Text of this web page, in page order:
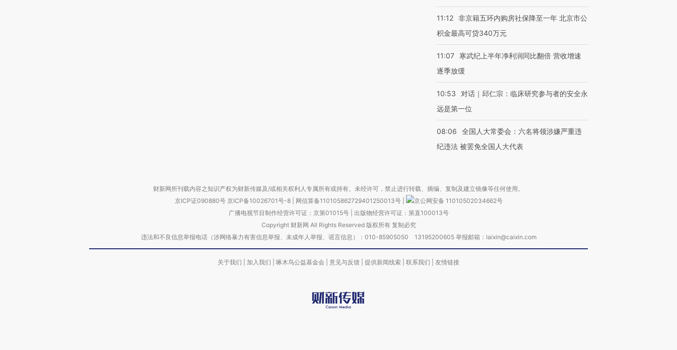
11:12 非京籍五环内购房社保降至一年 北京市公
积金最高可贷340万元
11:07
寒武纪上半年净利润同比翻倍 营收增速
逐季放缓
10:53
对话｜邱仁宗：临床研究参与者的安全永
远是第一位
08:06
全国人大常委会：六名将领涉嫌严重违
纪违法 被罢免全国人大代表
财新网所刊载内容之知识产权为财新传媒及/或相关权利人专属所有或持有。未经许可，禁止进行转载、摘编、复制及建立镜像等任何使用。
京ICP证090880号 京ICP备10026701号-8 网信算备110105862729401250013号
京公网安备 11010502034662号
广播电视节目制作经营许可证：京第01015号| 出版物经营许可证：第直100013号
Copyright 财新网 All Rights Reserved 版权所有 复制必究
违法和不良信息举报电话（涉网络暴力有害信息举报、未成年人举报、谣言信息）：010-85905050 13195200605 举报邮箱：laixin@caixin.com
关于我们 加入我们 啄木鸟公益基金会 意见与反馈 提供新闻线索 联系我们 友情链接